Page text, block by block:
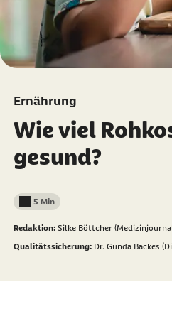
Ernährung
Wie viel
gesund?
Lesedauer weniger als
5 Min
Redaktion: Silke Böttcher
Qualitätssicherung: Dr. Gunda Backes